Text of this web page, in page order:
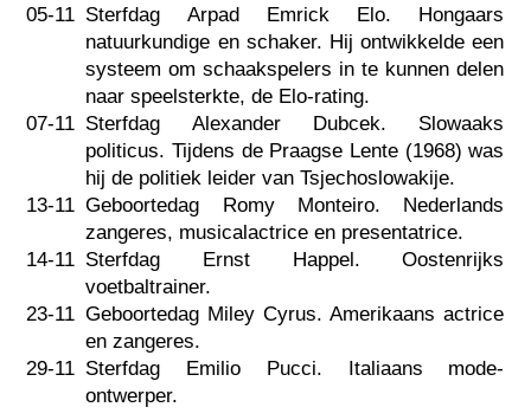
05-11 Sterfdag Arpad Emrick Elo. Hongaars
natuurkundige en schaker. Hij ontwikkelde een
systeem om schaakspelers in te kunnen delen
naar speelsterkte, de Elo-rating.
07-11 Sterfdag Alexander Dubcek. Slowaaks
politicus. Tijdens de Praagse Lente (1968) was
hij de politiek leider van Tsjechoslowakije.
13-11 Geboortedag Romy Monteiro. Nederlands
zangeres, musicalactrice en presentatrice.
14-11 Sterfdag Ernst Happel. Oostenrijks
voetbaltrainer.
23-11 Geboortedag Miley Cyrus. Amerikaans actrice
en zangeres.
29-11 Sterfdag Emilio Pucci. Italiaans mode-
ontwerper.